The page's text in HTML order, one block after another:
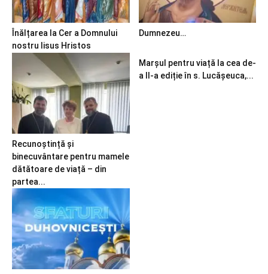
Înălțarea la Cer a Domnului
nostru Iisus Hristos
Dumnezeu…
Recunoștință și
binecuvântare pentru mamele
dătătoare de viață – din
partea...
Marșul pentru viață la cea de-
a II-a ediție în s. Lucășeuca,...